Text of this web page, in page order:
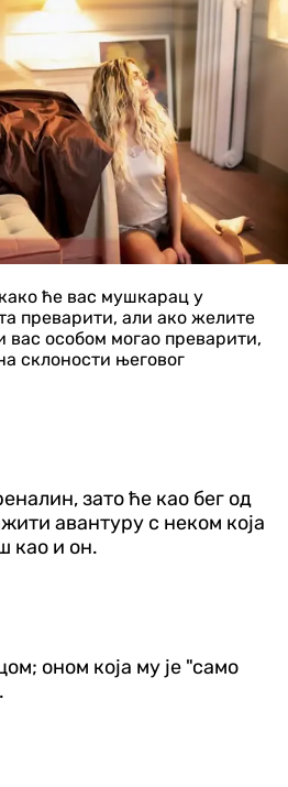
ће вас мушкарац у
преварити, али ако желите
вас особом могао преварити,
склоности његовог
зато ће као бег од
авантуру с неком која
као и он.
оном која му је "само